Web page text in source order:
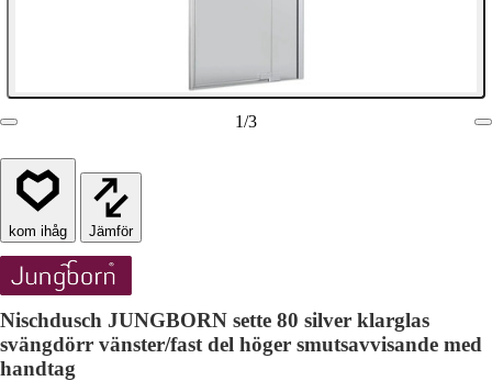
1/3
Jämför
Nischdusch JUNGBORN sette 80 silver klarglas
svängdörr vänster/fast del höger smutsavvisande med
handtag